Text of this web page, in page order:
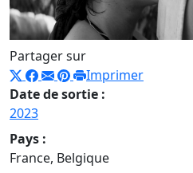
Partager sur
Imprimer
Date de sortie :
2023
Pays :
France, Belgique